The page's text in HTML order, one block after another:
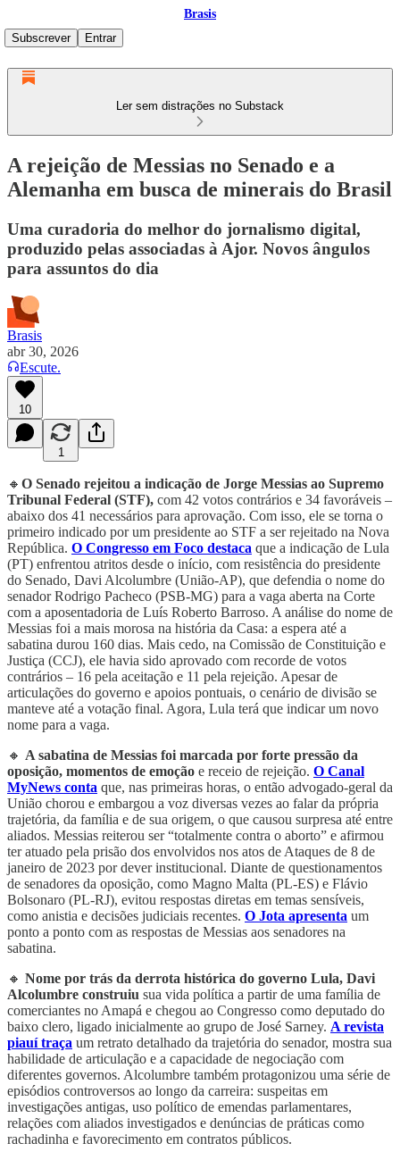
Brasis
Subscrever
Entrar
Ler sem distrações no Substack
A rejeição de Messias no Senado e a
Alemanha em busca de minerais do Brasil
Uma curadoria do melhor do jornalismo digital,
produzido pelas associadas à Ajor. Novos ângulos
para assuntos do dia
Brasis
abr 30, 2026
Escute.
10
1
🔸 O Senado rejeitou a indicação de Jorge Messias ao Supremo
Tribunal Federal (STF), com 42 votos contrários e 34 favoráveis –
abaixo dos 41 necessários para aprovação. Com isso, ele se torna o
primeiro indicado por um presidente ao STF a ser rejeitado na Nova
República. O Congresso em Foco destaca que a indicação de Lula
(PT) enfrentou atritos desde o início, com resistência do presidente
do Senado, Davi Alcolumbre (União-AP), que defendia o nome do
senador Rodrigo Pacheco (PSB-MG) para a vaga aberta na Corte
com a aposentadoria de Luís Roberto Barroso. A análise do nome de
Messias foi a mais morosa na história da Casa: a espera até a
sabatina durou 160 dias. Mais cedo, na Comissão de Constituição e
Justiça (CCJ), ele havia sido aprovado com recorde de votos
contrários – 16 pela aceitação e 11 pela rejeição. Apesar de
articulações do governo e apoios pontuais, o cenário de divisão se
manteve até a votação final. Agora, Lula terá que indicar um novo
nome para a vaga.
🔸 A sabatina de Messias foi marcada por forte pressão da
oposição, momentos de emoção e receio de rejeição. O Canal
MyNews conta que, nas primeiras horas, o então advogado-geral da
União chorou e embargou a voz diversas vezes ao falar da própria
trajetória, da família e de sua origem, o que causou surpresa até entre
aliados. Messias reiterou ser “totalmente contra o aborto” e afirmou
ter atuado pela prisão dos envolvidos nos atos de Ataques de 8 de
janeiro de 2023 por dever institucional. Diante de questionamentos
de senadores da oposição, como Magno Malta (PL-ES) e Flávio
Bolsonaro (PL-RJ), evitou respostas diretas em temas sensíveis,
como anistia e decisões judiciais recentes. O Jota apresenta um
ponto a ponto com as respostas de Messias aos senadores na
sabatina.
🔸 Nome por trás da derrota histórica do governo Lula, Davi
Alcolumbre construiu sua vida política a partir de uma família de
comerciantes no Amapá e chegou ao Congresso como deputado do
baixo clero, ligado inicialmente ao grupo de José Sarney. A revista
piauí traça um retrato detalhado da trajetória do senador, mostra sua
habilidade de articulação e a capacidade de negociação com
diferentes governos. Alcolumbre também protagonizou uma série de
episódios controversos ao longo da carreira: suspeitas em
investigações antigas, uso político de emendas parlamentares,
relações com aliados investigados e denúncias de práticas como
rachadinha e favorecimento em contratos públicos.